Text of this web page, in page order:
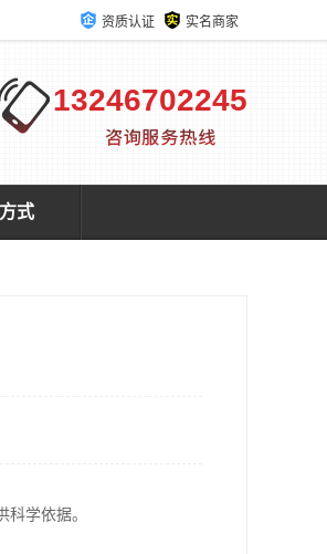
资质认证 实名商家
13246702245
式
学依据。